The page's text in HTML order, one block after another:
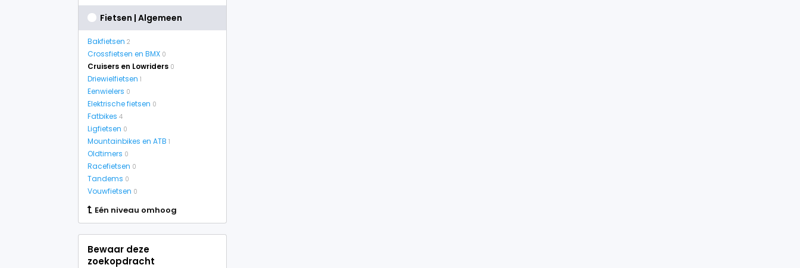
Fietsen | Algemeen
Bakfietsen 2
Crossfietsen en BMX 0
Cruisers en Lowriders 0
Driewielfietsen 1
Eenwielers 0
Elektrische fietsen 0
Fatbikes 4
Ligfietsen 0
Mountainbikes en ATB 1
Oldtimers 0
Racefietsen 0
Tandems 0
Vouwfietsen 0
Eén niveau omhoog
Bewaar deze
zoekopdracht